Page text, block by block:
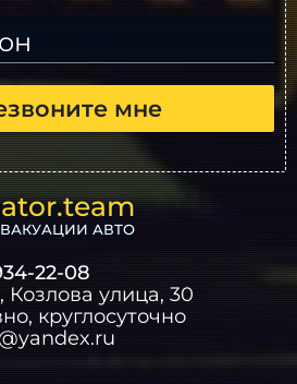
мне
АВТО
22-08
, Козлова улица, 30
круглосуточно